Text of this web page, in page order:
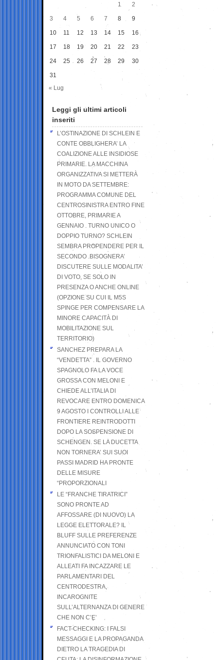
1
2
3 4 5 6 7 8 9
10 11 12 13 14 15 16
17 18 19 20 21 22 23
24 25 26 27 28 29 30
31
« Lug
Leggi gli ultimi articoli
inseriti
L’OSTINAZIONE DI SCHLEIN E
CONTE OBBLIGHERA’ LA
COALIZIONE ALLE INSIDIOSE
PRIMARIE. LA MACCHINA
ORGANIZZATIVA SI METTERÀ
IN MOTO DA SETTEMBRE:
PROGRAMMA COMUNE DEL
CENTROSINISTRA ENTRO FINE
OTTOBRE, PRIMARIE A
GENNAIO . TURNO UNICO O
DOPPIO TURNO? SCHLEIN
SEMBRA PROPENDERE PER IL
SECONDO .BISOGNERA’
DISCUTERE SULLE MODALITA’
DI VOTO, SE SOLO IN
PRESENZA O ANCHE ONLINE
(OPZIONE SU CUI IL M5S
SPINGE PER COMPENSARE LA
MINORE CAPACITÀ DI
MOBILITAZIONE SUL
TERRITORIO)
SANCHEZ PREPARA LA
“VENDETTA” . IL GOVERNO
SPAGNOLO FA LA VOCE
GROSSA CON MELONI E
CHIEDE ALL’ITALIA DI
REVOCARE ENTRO DOMENICA
9 AGOSTO I CONTROLLI ALLE
FRONTIERE REINTRODOTTI
DOPO LA SOSPENSIONE DI
SCHENGEN. SE LA DUCETTA
NON TORNERA’ SUI SUOI
PASSI MADRID HA PRONTE
DELLE MISURE
“PROPORZIONALI
LE “FRANCHE TIRATRICI”
SONO PRONTE AD
AFFOSSARE (DI NUOVO) LA
LEGGE ELETTORALE? IL
BLUFF SULLE PREFERENZE
ANNUNCIATO CON TONI
TRIONFALISTICI DA MELONI E
ALLEATI FA INCAZZARE LE
PARLAMENTARI DEL
CENTRODESTRA,
INCAROGNITE
SULL’ALTERNANZA DI GENERE
CHE NON C’E’
FACT-CHECKING: I FALSI
MESSAGGI E LA PROPAGANDA
DIETRO LA TRAGEDIA DI